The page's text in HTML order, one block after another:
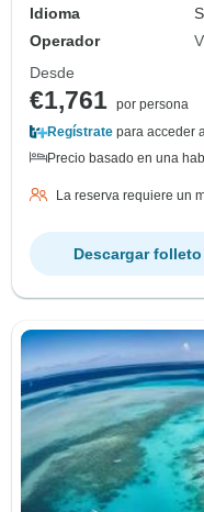
Idioma
Operador
Desde
€1,761 por persona
Regístrate para acceder
Precio basado en una
La reserva requiere un
Descargar folleto